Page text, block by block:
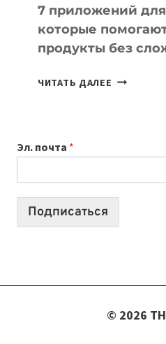
7 приложений
которые
продукты без
ЧИТАТЬ ДАЛЕЕ 7
ПРОДУКТЫ
Эл. почта *
Подписаться
© 2026